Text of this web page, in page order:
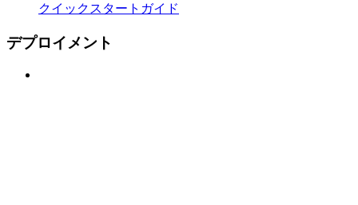
クイックスタートガイド
デプロイメント